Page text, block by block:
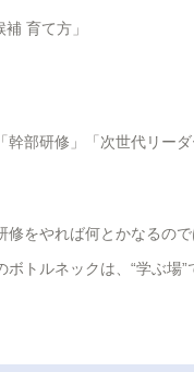
育て方」
部研修」「次世代リー
修をやれば何とかなるの
トルネックは、“学ぶ場